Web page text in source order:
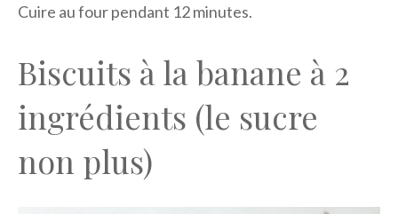
Cuire au four pendant 12 minutes.
Biscuits à la banane à 2
ingrédients (le sucre
non plus)